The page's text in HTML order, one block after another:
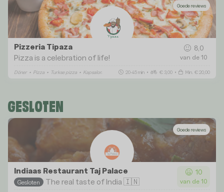
Goede reviews
Pizzeria Tipaza
Pizza is a celebration of life!
8,0
van de 10
Döner • Pizza • Turkse pizza • Kapsalon 20-45 min • € 3,00 • Min. € 20,00
GESLOTEN
Goede reviews
Indiaas Restaurant Taj Palace
Gesloten The real taste of India 🇮🇳
10
van de 10